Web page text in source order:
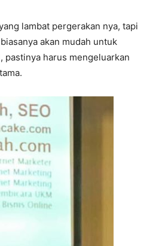
lambat pergerakan nya, tapi
akan mudah untuk
pastinya harus mengeluarkan